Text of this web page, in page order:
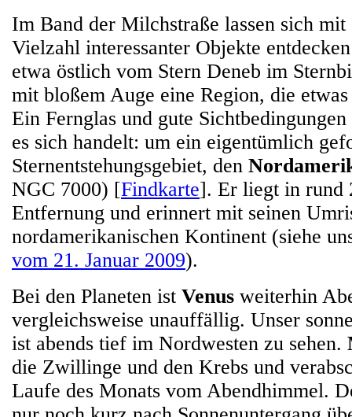
Im Band der Milchstraße lassen sich mit
Vielzahl interessanter Objekte
etwa östlich vom Stern Deneb im
mit bloßem Auge eine Region, die
Ein Fernglas und gute
es sich handelt: um ein eigentümlich
Sternentstehungsgebiet, den
NGC 7000) [Findkarte]. Er liegt in rund
Entfernung und erinnert mit seinen
nordamerikanischen Kontinent (siehe
vom 21. Januar 2009).
Bei den Planeten ist Venus weiterhin
vergleichsweise unauffällig. Unser
ist abends tief im Nordwesten zu sehen.
die Zwillinge und den Krebs und
Laufe des Monats vom Abendhimmel.